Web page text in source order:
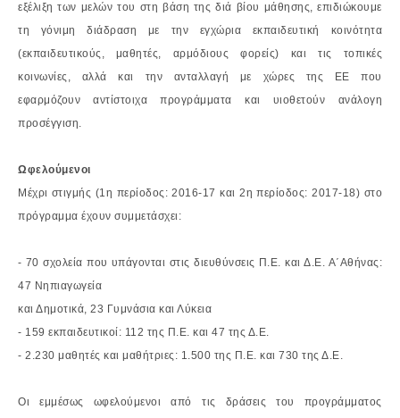
εξέλιξη των μελών του στη βάση της διά βίου μάθησης, επιδιώκουμε
τη γόνιμηδιάδραση με την εγχώρια εκπαιδευτική κοινότητα
(εκπαιδευτικούς, μαθητές, αρμόδιουςφορείς) και τις τοπικές
κοινωνίες, αλλά και την ανταλλαγή με χώρες της ΕΕ που
εφαρμόζουναντίστοιχα προγράμματα και υιοθετούν ανάλογη
προσέγγιση.
Ωφελούμενοι
Μέχρι στιγμής (1η περίοδος: 2016-17 και 2ηπερίοδος: 2017-18) στο
πρόγραμμα έχουν συμμετάσχει:
- 70 σχολεία που υπάγονται στις διευθύνσεις Π.Ε. και Δ.Ε. Α΄Αθήνας:
47 Νηπιαγωγεία
και Δημοτικά, 23 Γυμνάσια και Λύκεια
- 159 εκπαιδευτικοί: 112 της Π.Ε. και 47 της Δ.Ε.
- 2.230 μαθητές και μαθήτριες: 1.500 της Π.Ε. και 730 της Δ.Ε.
Οι εμμέσως ωφελούμενοι από τις δράσεις του προγράμματος